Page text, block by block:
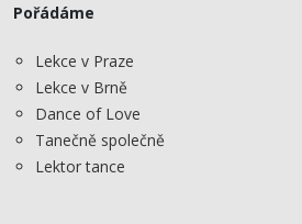
Pořádáme
Lekce v Praze
Lekce v Brně
Dance of Love
Tanečně společně
Lektor tance